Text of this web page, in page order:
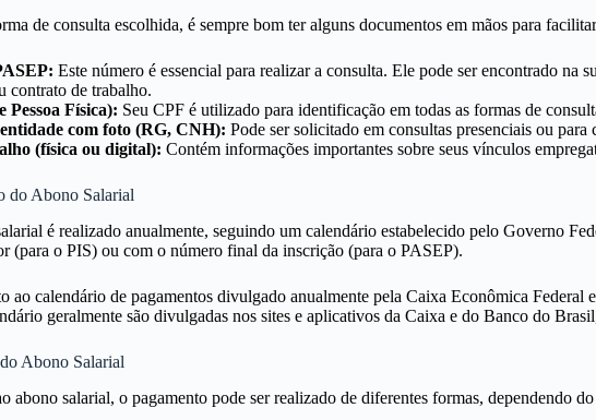
de consulta escolhida, é sempre bom ter alguns documentos em mãos para
Este número é essencial para realizar a consulta. Ele pode ser encontrado na
contrato de trabalho.
Pessoa Física): Seu CPF é utilizado para identificação em todas as formas de
com foto (RG, CNH): Pode ser solicitado em consultas presenciais ou
(física ou digital): Contém informações importantes sobre seus vínculos
do Abono Salarial
é realizado anualmente, seguindo um calendário estabelecido pelo Governo
(para o PIS) ou com o número final da inscrição (para o PASEP).
ao calendário de pagamentos divulgado anualmente pela Caixa Econômica
geralmente são divulgadas nos sites e aplicativos da Caixa e do Banco do
Abono Salarial
abono salarial, o pagamento pode ser realizado de diferentes formas, dependendo